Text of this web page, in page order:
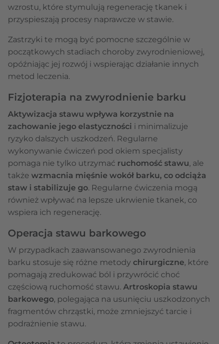
wzrostu, które stymulują regenerację tkanek i
przyspieszają procesy naprawcze w stawie.
Zastrzyki te mogą być pomocne szczególnie w
początkowych stadiach choroby zwyrodnieniowej,
opóźniając jej rozwój i wspierając działanie innych
metod leczenia.
Fizjoterapia na zwyrodnienie barku
Aktywizacja stawu wpływa korzystnie na
zachowanie jego elastyczności i minimalizuje
ryzyko dalszych uszkodzeń. Regularne
wykonywanie ćwiczeń pod okiem specjalisty
pomaga nie tylko utrzymać ruchomość stawu, ale
także wzmacnia mięśnie wokół barku, co odciąża
staw i stabilizuje go. Regularne ćwiczenia mogą
również wpływać na lepsze ukrwienie tkanek, co
wspiera ich regenerację.
Operacja stawu barkowego
W przypadkach zaawansowanego zwyrodnienia
barku stosuje się różne metody chirurgiczne, które
pomagają zredukować ból i przywrócić choć
częściową ruchomość stawu. Artroskopia stawu
barkowego, polegająca na usunięciu uszkodzonych
fragmentów chrząstki, może zmniejszyć tarcie i
podrażnienie stawu.